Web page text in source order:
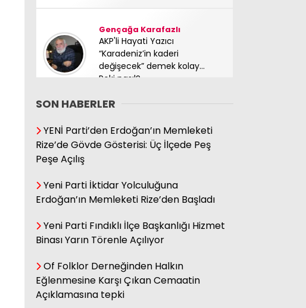
Gençağa Karafazlı
AKP'li Hayati Yazıcı
“Karadeniz’in kaderi
değişecek” demek kolay…
Peki nasıl?
Mücadele arkadaşımız
yoldaşımız TC Sinan Kutay
CHP RİZE MİTİNGİ: SAHİBİNİN
SESİ
Ali Kasap
.İllada Barış...
SON HABERLER
YENİ Parti’den Erdoğan’ın Memleketi
Rize’de Gövde Gösterisi: Üç İlçede Peş
Peşe Açılış
Yeni Parti İktidar Yolculuğuna
Erdoğan’ın Memleketi Rize’den Başladı
Yeni Parti Fındıklı İlçe Başkanlığı Hizmet
Binası Yarın Törenle Açılıyor
Of Folklor Derneğinden Halkın
Eğlenmesine Karşı Çıkan Cemaatin
Açıklamasına tepki